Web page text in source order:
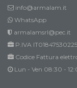
info@armalam.it
WhatsApp
armalamsrl@pec.it
P.IVA IT01847530225
Codice Fattura
Lun - Ven 08:30 -